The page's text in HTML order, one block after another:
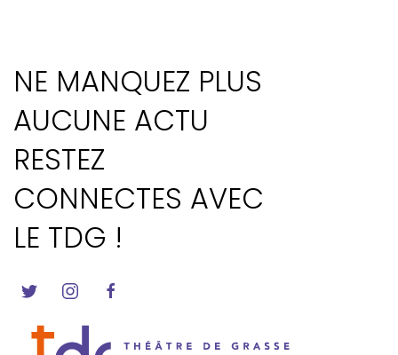
NE MANQUEZ PLUS
AUCUNE ACTU
RESTEZ
CONNECTES AVEC
LE TDG !